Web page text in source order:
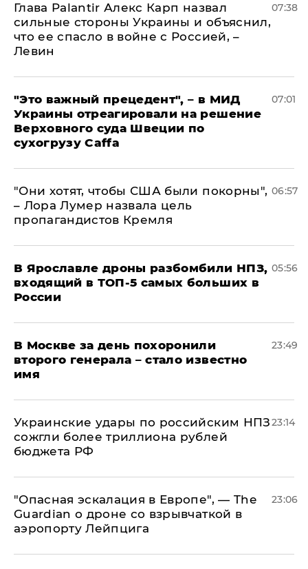
Глава Palantir Алекс Карп назвал
сильные стороны Украины и объяснил,
что ее спасло в войне с Россией, –
Левин
07:38
"Это важный прецедент", – в МИД
Украины отреагировали на решение
Верховного суда Швеции по
сухогрузу Caffa
07:01
"Они хотят, чтобы США были покорны",
– Лора Лумер назвала цель
пропагандистов Кремля
06:57
В Ярославле дроны разбомбили НПЗ,
входящий в ТОП-5 самых больших в
России
05:56
В Москве за день похоронили
второго генерала – стало известно
имя
23:49
Украинские удары по российским НПЗ
сожгли более триллиона рублей
бюджета РФ
23:14
"Опасная эскалация в Европе", — The
Guardian о дроне со взрывчаткой в
аэропорту Лейпцига
23:06